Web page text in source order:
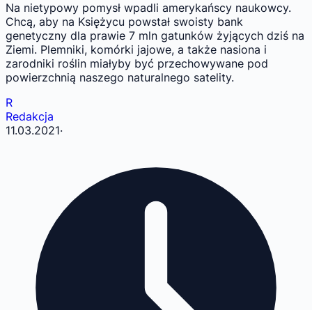
Na nietypowy pomysł wpadli amerykańscy naukowcy.
Chcą, aby na Księżycu powstał swoisty bank
genetyczny dla prawie 7 mln gatunków żyjących dziś na
Ziemi. Plemniki, komórki jajowe, a także nasiona i
zarodniki roślin miałyby być przechowywane pod
powierzchnią naszego naturalnego satelity.
R
Redakcja
11.03.2021·